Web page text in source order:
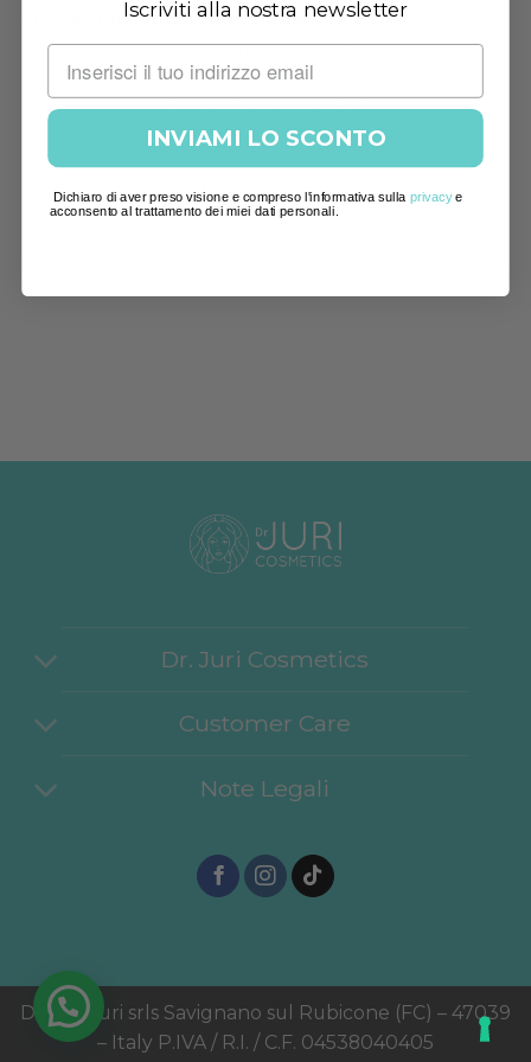
clicca sull’icona per copiare il linkpersonalizzato
e condividilo nella chat dei tuoi amici!
*su un ordine minimo di €80
se non vedi il link qui sotto devi accedere
Dr. Juri Cosmetics
Customer Care
Note Legali
Dottor Juri srls Savignano sul Rubicone (FC) – 47039
– Italy P.IVA / R.I. / C.F. 04538040405
Iscriviti alla nostra newsletter
INVIAMI LO SCONTO
Dichiaro di aver preso visione e compreso l'informativa sulla privacye
acconsento al trattamento dei miei dati personali.